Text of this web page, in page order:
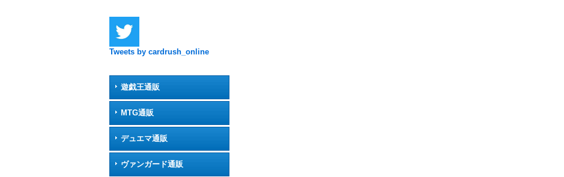
Tweets by cardrush_online
遊戯王通販
MTG通販
デュエマ通販
ヴァンガード通販